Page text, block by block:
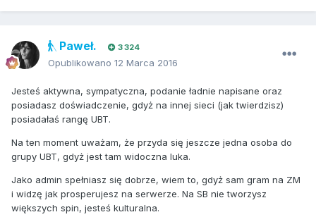
Paweł. 3 324
Opublikowano 12 Marca 2016
Jesteś aktywna, sympatyczna, podanie ładnie napisane oraz
posiadasz doświadczenie, gdyż na innej sieci (jak twierdzisz)
posiadałaś rangę UBT.
Na ten moment uważam, że przyda się jeszcze jedna osoba do
grupy UBT, gdyż jest tam widoczna luka.
Jako admin spełniasz się dobrze, wiem to, gdyż sam gram na ZM
i widzę jak prosperujesz na serwerze. Na SB nie tworzysz
większych spin, jesteś kulturalna.